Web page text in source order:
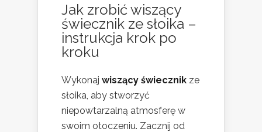
Jak zrobić wiszący
świecznik ze słoika –
instrukcja krok po
kroku
Wykonaj wiszący świecznik ze
słoika, aby stworzyć
niepowtarzalną atmosferę w
swoim otoczeniu. Zacznij od